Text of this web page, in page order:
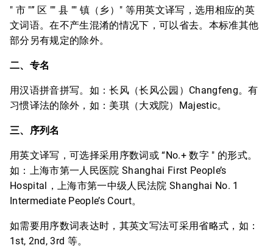
" 市 "” 区 "" 县 "" 镇（乡）" 等用英文译写，选用相应的英
文词语。在不产生混淆的情况下，可以省去。本标准其他
部分另有规定的除外。
二、专名
用汉语拼音拼写。如：长风（长风公园）Changfeng。有
习惯译法的除外，如：美琪（大戏院）Majestic。
三、序列名
用英文译写，可选择采用序数词或 “No.+ 数字 " 的形式。
如：上海市第一人民医院 Shanghai First People’s
Hospital，上海市第一中级人民法院 Shanghai No. 1
Intermediate People’s Court。
如需要用序数词表达时，其英文写法可采用省略式，如：
1st, 2nd, 3rd 等。